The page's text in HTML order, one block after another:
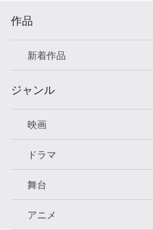
作品
新着作品
ジャンル
映画
ドラマ
舞台
アニメ